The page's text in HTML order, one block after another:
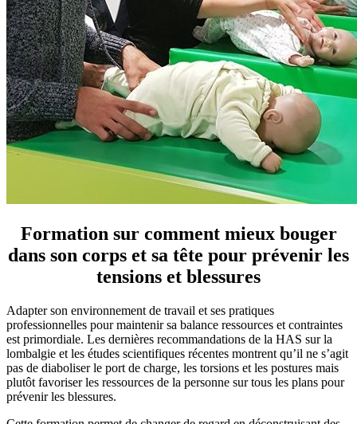
Formation sur comment mieux bouger
dans son corps et sa tête pour prévenir les
tensions et blessures
Adapter son environnement de travail et ses pratiques
professionnelles pour maintenir sa balance ressources et contraintes
est primordiale. Les dernières recommandations de la HAS sur la
lombalgie et les études scientifiques récentes montrent qu’il ne s’agit
pas de diaboliser le port de charge, les torsions et les postures mais
plutôt favoriser les ressources de la personne sur tous les plans pour
prévenir les blessures.